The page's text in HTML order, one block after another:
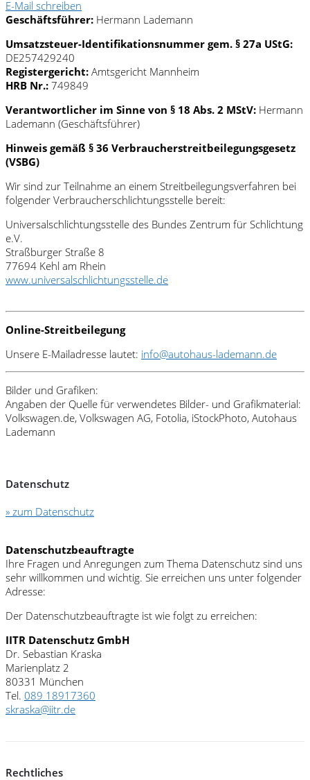
E-Mail schreiben
Geschäftsführer: Hermann Lademann
Umsatzsteuer-Identifikationsnummer gem. § 27a UStG:
DE257429240
Registergericht: Amtsgericht Mannheim
HRB Nr.: 749849
Verantwortlicher im Sinne von § 18 Abs. 2 MStV: Hermann
Lademann (Geschäftsführer)
Hinweis gemäß § 36 Verbraucherstreitbeilegungsgesetz
(VSBG)
Wir sind zur Teilnahme an einem Streitbeilegungsverfahren bei
folgender Verbraucherschlichtungsstelle bereit:
Universalschlichtungsstelle des Bundes Zentrum für Schlichtung
e.V.
Straßburger Straße 8
77694 Kehl am Rhein
www.universalschlichtungsstelle.de
Online-Streitbeilegung
Unsere E-Mailadresse lautet: info@autohaus-lademann.de
Bilder und Grafiken:
Angaben der Quelle für verwendetes Bilder- und Grafikmaterial:
Volkswagen.de, Volkswagen AG, Fotolia, iStockPhoto, Autohaus
Lademann
Datenschutz
» zum Datenschutz
Datenschutzbeauftragte
Ihre Fragen und Anregungen zum Thema Datenschutz sind uns
sehr willkommen und wichtig. Sie erreichen uns unter folgender
Adresse:
Der Datenschutzbeauftragte ist wie folgt zu erreichen:
IITR Datenschutz GmbH
Dr. Sebastian Kraska
Marienplatz 2
80331 München
Tel. 089 18917360
skraska@iitr.de
Rechtliches